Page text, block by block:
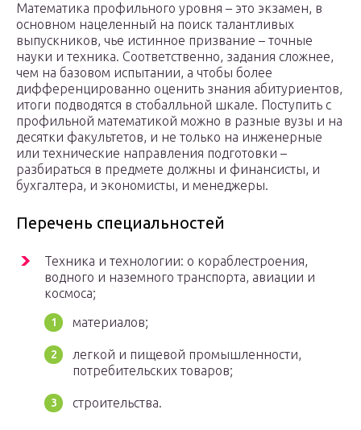
Математика профильного уровня – это экзамен, в
основном нацеленный на поиск талантливых
выпускников, чье истинное призвание – точные
науки и техника. Соответственно, задания сложнее,
чем на базовом испытании, а чтобы более
дифференцированно оценить знания абитуриентов,
итоги подводятся в стобалльной шкале. Поступить с
профильной математикой можно в разные вузы и на
десятки факультетов, и не только на инженерные
или технические направления подготовки –
разбираться в предмете должны и финансисты, и
бухгалтера, и экономисты, и менеджеры.
Перечень специальностей
Техника и технологии: o кораблестроения,
водного и наземного транспорта, авиации и
космоса;
материалов;
легкой и пищевой промышленности,
потребительских товаров;
строительства.